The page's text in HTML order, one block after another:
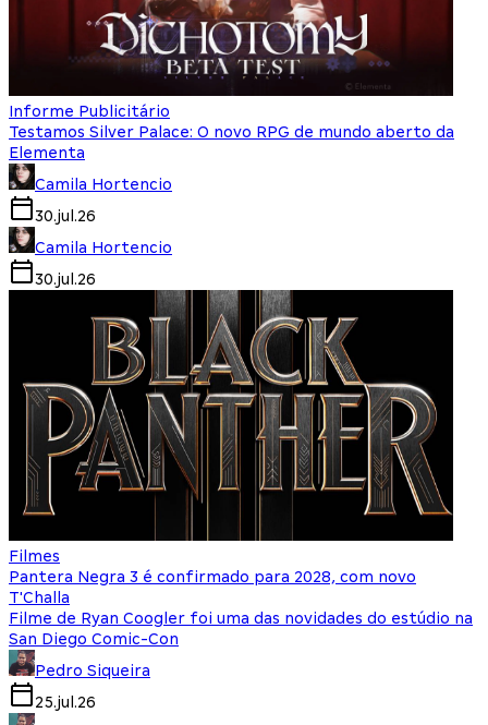
Informe Publicitário
Testamos Silver Palace: O novo RPG de mundo aberto da
Elementa
Camila Hortencio
30.jul.26
Camila Hortencio
30.jul.26
Filmes
Pantera Negra 3 é confirmado para 2028, com novo
T'Challa
Filme de Ryan Coogler foi uma das novidades do estúdio na
San Diego Comic-Con
Pedro Siqueira
25.jul.26